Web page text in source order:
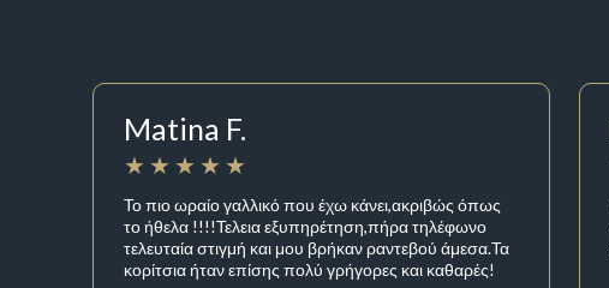
Matina F.
Το πιο ωραίο γαλλικό που έχω κάνει,ακριβώς όπως
το ήθελα !!!!Τελεια εξυπηρέτηση,πήρα τηλέφωνο
τελευταία στιγμή και μου βρήκαν ραντεβού άμεσα.Τα
κορίτσια ήταν επίσης πολύ γρήγορες και καθαρές!